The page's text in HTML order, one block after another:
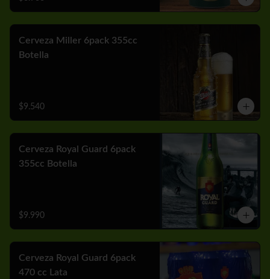
Cerveza Miller 6pack 355cc
Botella
$9.540
Cerveza Royal Guard 6pack
355cc Botella
$9.990
Cerveza Royal Guard 6pack
470 cc Lata